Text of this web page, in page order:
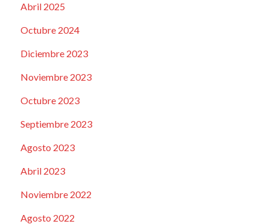
Abril 2025
Octubre 2024
Diciembre 2023
Noviembre 2023
Octubre 2023
Septiembre 2023
Agosto 2023
Abril 2023
Noviembre 2022
Agosto 2022